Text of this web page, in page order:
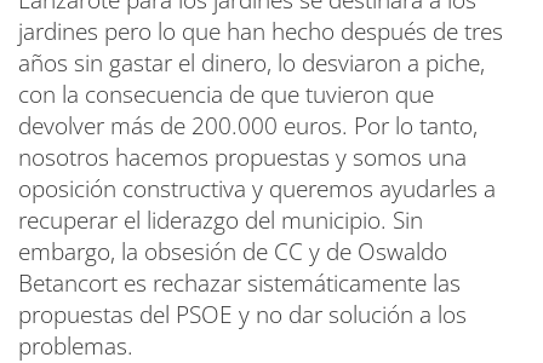
jardines pero lo que han hecho después de tres
años sin gastar el dinero, lo desviaron a piche,
con la consecuencia de que tuvieron que
devolver más de 200.000 euros. Por lo tanto,
nosotros hacemos propuestas y somos una
oposición constructiva y queremos ayudarles a
recuperar el liderazgo del municipio. Sin
embargo, la obsesión de CC y de Oswaldo
Betancort es rechazar sistemáticamente las
propuestas del PSOE y no dar solución a los
problemas.